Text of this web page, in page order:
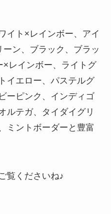
イト×レインボー、アイ
ン、ブラック、ブラッ
×レインボー、ライトグ
イエロー、パステルグ
ーピンク、インディゴ
ルテガ、タイダイグリ
ミントボーダーと豊富
覧くださいね♪